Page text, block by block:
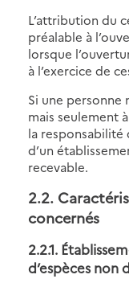
L’attribution du
préalable à
lorsque
à l’exercice de
Si une personne
mais seulement
la responsabilité
d’un
recevable.
2.2.
concernés
2.2.1.
d’espèces non